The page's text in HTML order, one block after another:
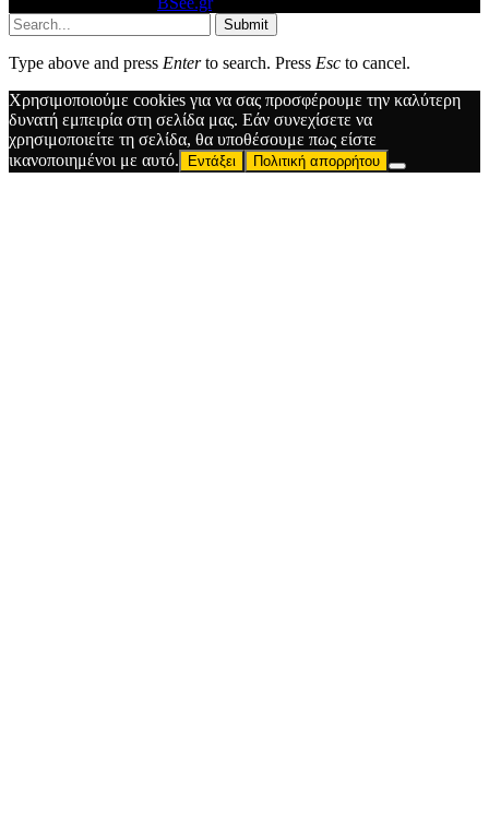
Submit
Type above and press Enterto search. Press Esc to cancel.
Χρησιμοποιούμε cookies για να σας προσφέρουμε την καλύτερη
δυνατή εμπειρία στη σελίδα μας. Εάν συνεχίσετε να
χρησιμοποιείτε τη σελίδα, θα υποθέσουμε πως είστε
ικανοποιημένοι με αυτό.
Εντάξει Πολιτική απορρήτου